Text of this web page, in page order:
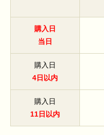
購入日
当日
購入日
4日以内
購入日
11日以内